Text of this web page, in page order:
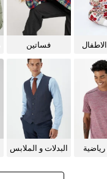
فساتين
البدلات و الملابس